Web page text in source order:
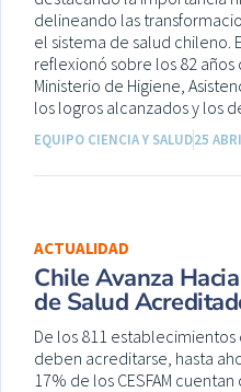
delineando las
el sistema de salud chileno.
reflexionó sobre los 82
Ministerio de Higiene,
los logros alcanzados y los
EQUIPO CIENCIA Y SALUD25
ACTUALIDAD
Chile Avanza
de Salud
De los 811
deben acreditarse, hasta
17% de los CESFAM